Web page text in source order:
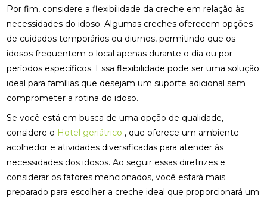
Por fim, considere a flexibilidade da creche em relação às
necessidades do idoso. Algumas creches oferecem opções
de cuidados temporários ou diurnos, permitindo que os
idosos frequentem o local apenas durante o dia ou por
períodos específicos. Essa flexibilidade pode ser uma solução
ideal para famílias que desejam um suporte adicional sem
comprometer a rotina do idoso.
Se você está em busca de uma opção de qualidade,
considere o Hotel geriátrico , que oferece um ambiente
acolhedor e atividades diversificadas para atender às
necessidades dos idosos. Ao seguir essas diretrizes e
considerar os fatores mencionados, você estará mais
preparado para escolher a creche ideal que proporcionará um